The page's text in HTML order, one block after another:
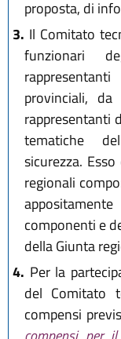
proposta, di
3. Il Comitato
funzionari
provinciali,
rappresentanti
tematiche
sicurezza.
regionali
componenti e
della Giunta
4. Per la
del Comitato
compensi